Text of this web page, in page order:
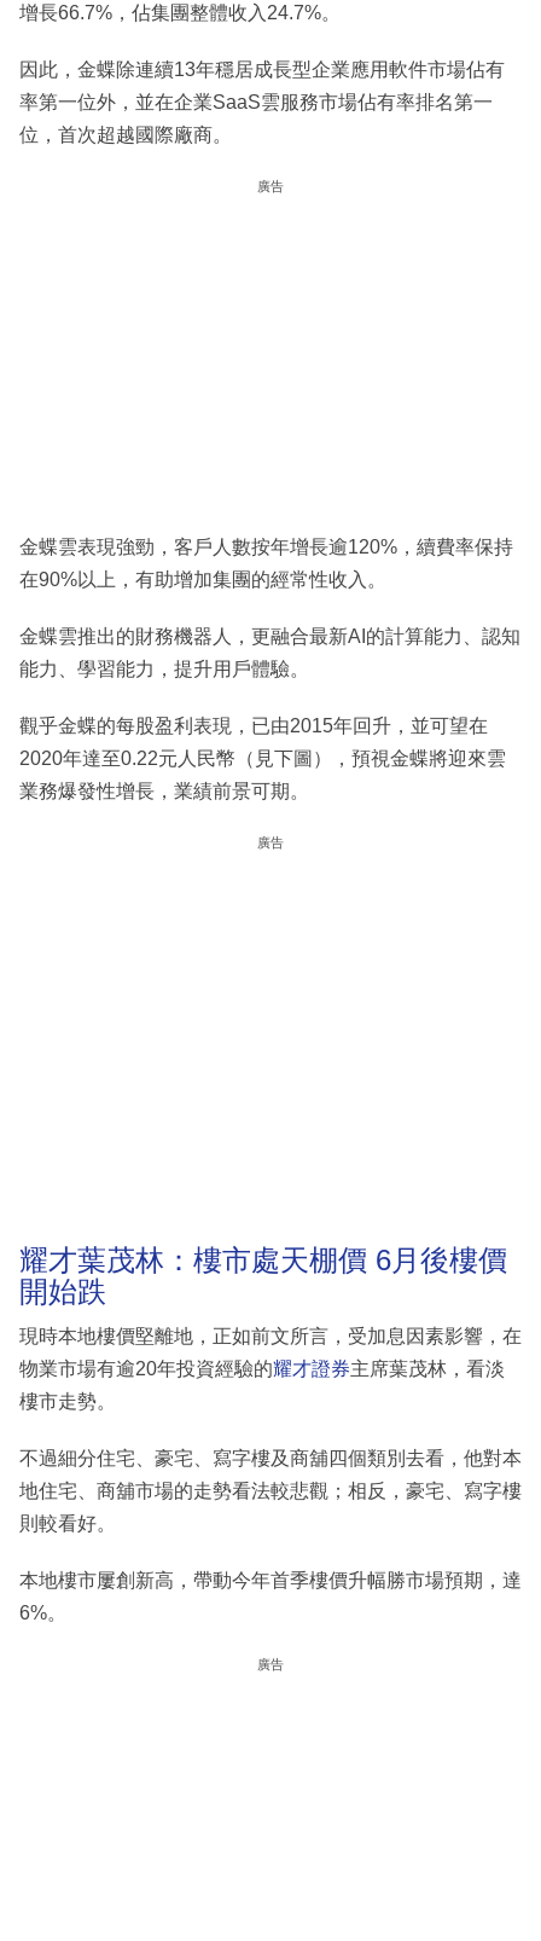
增長66.7%，佔集團整體收入24.7%。
因此，金蝶除連續13年穩居成長型企業應用軟件市場佔有
率第一位外，並在企業SaaS雲服務市場佔有率排名第一
位，首次超越國際廠商。
廣告
金蝶雲表現強勁，客戶人數按年增長逾120%，續費率保持
在90%以上，有助增加集團的經常性收入。
金蝶雲推出的財務機器人，更融合最新AI的計算能力、認知
能力、學習能力，提升用戶體驗。
觀乎金蝶的每股盈利表現，已由2015年回升，並可望在
2020年達至0.22元人民幣（見下圖），預視金蝶將迎來雲
業務爆發性增長，業績前景可期。
廣告
耀才葉茂林：樓市處天棚價 6月後樓價
開始跌
現時本地樓價堅離地，正如前文所言，受加息因素影響，在
物業市場有逾20年投資經驗的耀才證券主席葉茂林，看淡
樓市走勢。
不過細分住宅、豪宅、寫字樓及商舖四個類別去看，他對本
地住宅、商舖市場的走勢看法較悲觀；相反，豪宅、寫字樓
則較看好。
本地樓市屢創新高，帶動今年首季樓價升幅勝市場預期，達
6%。
廣告